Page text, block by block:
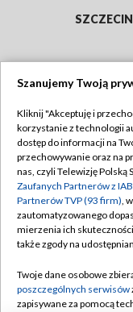
SZCZECIN
Abonament TVP
Emisja w TVP
Centrum
Naziemna
Rada Programowa
Szanujemy Twoją
Kliknij "Akceptuję i
korzystanie z technologii
dostęp do informacji na
przechowywanie oraz na
nas, czyli Telewizję Polską
Zaufanych Partnerów z
Partnerów TVP (93 firm),
zautomatyzowanego
mierzenia ich
także zgody na
Twoje dane osobowe
poszczególnych serwisów
zapisywane za pomocą